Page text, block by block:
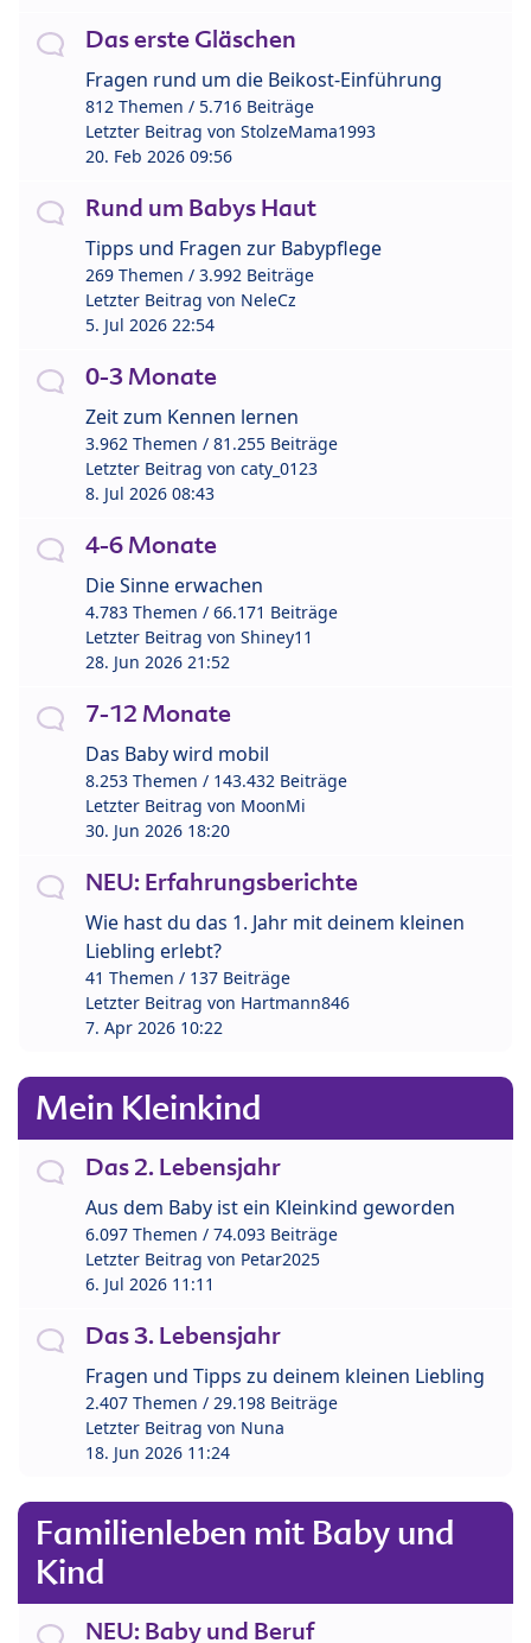
Das erste Gläschen
Fragen rund um die Beikost-Einführung
812 Themen / 5.716 Beiträge
Letzter Beitrag von StolzeMama1993
20. Feb 2026 09:56
Rund um Babys Haut
Tipps und Fragen zur Babypflege
269 Themen / 3.992 Beiträge
Letzter Beitrag von NeleCz
5. Jul 2026 22:54
0-3 Monate
Zeit zum Kennen lernen
3.962 Themen / 81.255 Beiträge
Letzter Beitrag von caty_0123
8. Jul 2026 08:43
4-6 Monate
Die Sinne erwachen
4.783 Themen / 66.171 Beiträge
Letzter Beitrag von Shiney11
28. Jun 2026 21:52
7-12 Monate
Das Baby wird mobil
8.253 Themen / 143.432 Beiträge
Letzter Beitrag von MoonMi
30. Jun 2026 18:20
NEU: Erfahrungsberichte
Wie hast du das 1. Jahr mit deinem kleinen
Liebling erlebt?
41 Themen / 137 Beiträge
Letzter Beitrag von Hartmann846
7. Apr 2026 10:22
Mein Kleinkind
Das 2. Lebensjahr
Aus dem Baby ist ein Kleinkind geworden
6.097 Themen / 74.093 Beiträge
Letzter Beitrag von Petar2025
6. Jul 2026 11:11
Das 3. Lebensjahr
Fragen und Tipps zu deinem kleinen Liebling
2.407 Themen / 29.198 Beiträge
Letzter Beitrag von Nuna
18. Jun 2026 11:24
Familienleben mit Baby und
Kind
NEU: Baby und Beruf